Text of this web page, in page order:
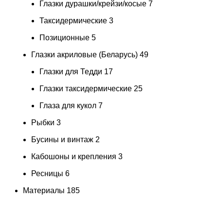
Глазки дурашки/крейзи/косые 7
Таксидермические 3
Позиционные 5
Глазки акриловые (Беларусь) 49
Глазки для Тедди 17
Глазки таксидермические 25
Глаза для кукол 7
Рыбки 3
Бусины и винтаж 2
Кабошоны и крепления 3
Ресницы 6
Материалы 185